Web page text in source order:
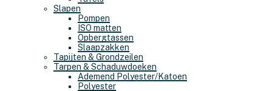
Slapen
Pompen
ISO matten
Opbergtassen
Slaapzakken
Tapijten & Grondzeilen
Tarpen & Schaduwdoeken
Ademend Polyester/Katoen
Polyester